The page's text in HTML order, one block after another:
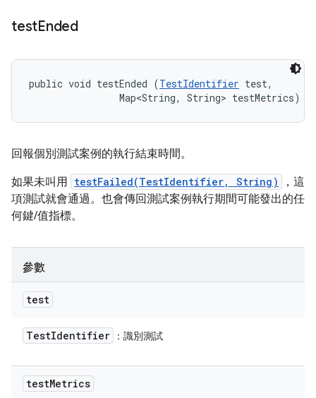
testEnded
public void testEnded (TestIdentifier test,
                Map<String, String> testMetrics)
回報個別測試案例的執行結束時間。
如果未叫用 testFailed(TestIdentifier, String)
，這
項測試就會通過。也會傳回測試案例執行期間可能發出的任
何鍵/值指標。
參數
test
TestIdentifier ：識別測試
testMetrics